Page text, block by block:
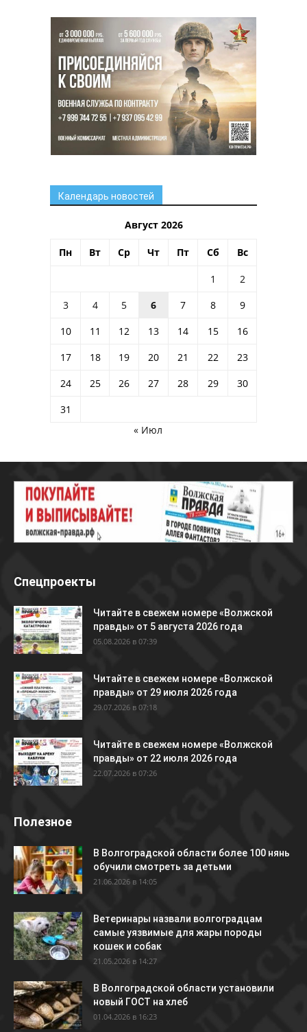
Календарь новостей
Август 2026
Пн Вт Ср Чт Пт Сб Вс
1
2
3
4 5 6 7 8
9
10
11 12 13 14 15
16
17
18 19 20 21 22
23
24
25 26 27 28 29
30
31
« Июл
Спецпроекты
Читайте в свежем номере «Волжской
правды» от 5 августа 2026 года
05.08.2026 в 07:39
Читайте в свежем номере «Волжской
правды» от 29 июля 2026 года
29.07.2026 в 07:18
Читайте в свежем номере «Волжской
правды» от 22 июля 2026 года
22.07.2026 в 07:26
Полезное
В Волгоградской области более 100 нянь
обучили смотреть за детьми
21.06.2026 в 14:05
Ветеринары назвали волгоградцам
самые уязвимые для жары породы
кошек и собак
21.05.2026 в 14:27
В Волгоградской области установили
новый ГОСТ на хлеб
01.04.2026 в 16:23